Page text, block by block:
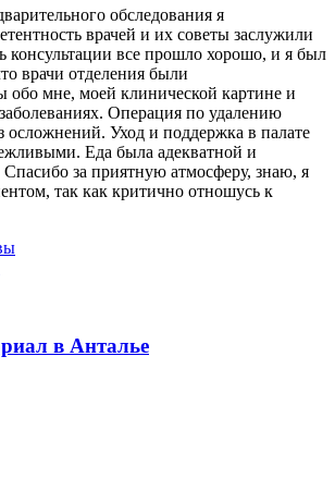
обследования я
врачей и их советы заслужили
консультации все прошло хорошо, и я был
врачи отделения были
мне, моей клинической картине и
Операция по удалению
Уход и поддержка в палате
Еда была адекватной и
за приятную атмосферу, знаю, я
так как критично отношусь к
в Анталье